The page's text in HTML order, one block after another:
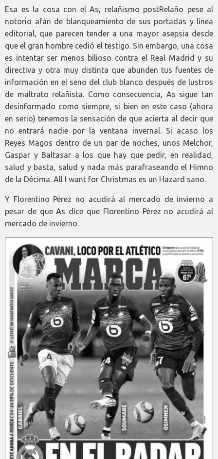
Esa es la cosa con el As, relañismo postRelaño pese al
notorio afán de blanqueamiento de sus portadas y línea
editorial, que parecen tender a una mayor asepsia desde
que el gran hombre cedió el testigo. Sin embargo, una cosa
es intentar ser menos bilioso contra el Real Madrid y su
directiva y otra muy distinta que abunden tus fuentes de
información en el seno del club blanco después de lustros
de maltrato relañista. Como consecuencia, As sigue tan
desinformado como siempre, si bien en este caso (ahora
en serio) tenemos la sensación de que acierta al decir que
no entrará nadie por la ventana invernal. Si acaso los
Reyes Magos dentro de un par de noches, unos Melchor,
Gaspar y Baltasar a los que hay que pedir, en realidad,
salud y basta, salud y nada más parafraseando el Himno
de la Décima. All I want for Christmas es un Hazard sano.
Y Florentino Pérez no acudirá al mercado de invierno a
pesar de que As dice que Florentino Pérez no acudirá al
mercado de invierno.